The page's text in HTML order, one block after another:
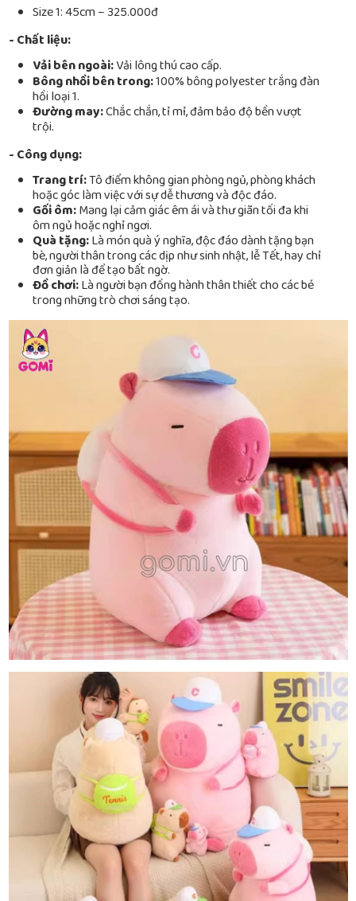
Size 1: 45cm – 325.000đ
- Chất liệu:
Vải bên ngoài:Vải lông thú cao cấp.
Bông nhồi bên trong:100% bông polyester trắng đàn
hồi loại 1.
Đường may:Chắc chắn, tỉ mỉ, đảm bảo độ bền vượt
trội.
- Công dụng:
Trang trí:Tô điểm không gian phòng ngủ, phòng khách
hoặc góc làm việc với sự dễ thương và độc đáo.
Gối ôm:Mang lại cảm giác êm ái và thư giãn tối đa khi
ôm ngủ hoặc nghỉ ngơi.
Quà tặng:Là món quà ý nghĩa, độc đáo dành tặng bạn
bè, người thân trong các dịp như sinh nhật, lễ Tết, hay chỉ
đơn giản là để tạo bất ngờ.
Đồ chơi:Là người bạn đồng hành thân thiết cho các bé
trong những trò chơi sáng tạo.